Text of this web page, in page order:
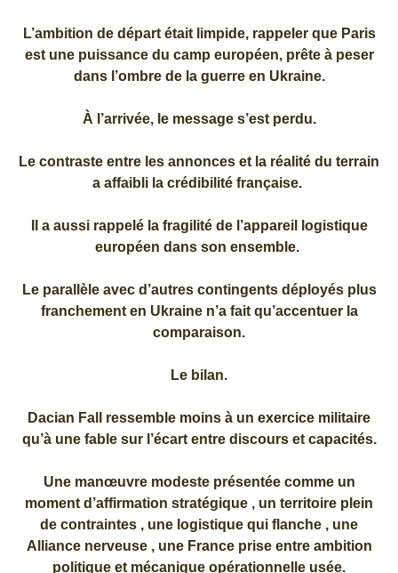
L’ambition de départ était limpide, rappeler que Paris
est une puissance du camp européen, prête à peser
dans l’ombre de la guerre en Ukraine.
À l’arrivée, le message s’est perdu.
Le contraste entre les annonces et la réalité du terrain
a affaibli la crédibilité française.
Il a aussi rappelé la fragilité de l’appareil logistique
européen dans son ensemble.
Le parallèle avec d’autres contingents déployés plus
franchement en Ukraine n’a fait qu’accentuer la
comparaison.
Le bilan.
Dacian Fall ressemble moins à un exercice militaire
qu’à une fable sur l’écart entre discours et capacités.
Une manœuvre modeste présentée comme un
moment d’affirmation stratégique , un territoire plein
de contraintes , une logistique qui flanche , une
Alliance nerveuse , une France prise entre ambition
politique et mécanique opérationnelle usée.